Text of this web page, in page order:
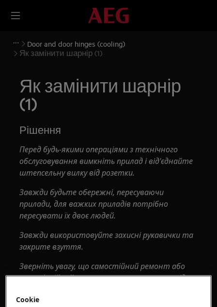
Door and door hinges (cooling)
Як замінити шарнір (1)
Як замінити шарнір
(1)
Рішення
Перед будь-якими операціями з технічного
обслуговування вимкніть прилад і від'єднайте
штепсельну вилку відрозетки.
Завжди будьте обережні, пересуваючи
прилади, для важких приладів потрібно
пересувати їх двоє людей.
Завжди використовуйте захисні рукавички та
закрите взуття.
Зверніть увагу, що самостійний ремонт або
непрофесійний ремонт можуть мати наслідки
чином
Cookie